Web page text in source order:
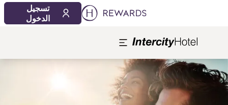
تسجيل
الدخول
الشريحة 1 من 1